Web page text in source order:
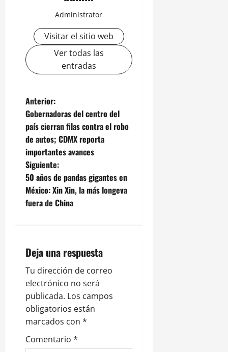
Administrator
Visitar el sitio web
Ver todas las
entradas
N
a
v
e
g
a
i
ó
n
d
e
Anterior:
Gobernadoras del centro del
país cierran filas contra el robo
de autos; CDMX reporta
importantes avances
Siguiente:
50 años de pandas gigantes en
México: Xin Xin, la más longeva
fuera de China
Deja una respuesta
Tu dirección de correo
electrónico no será
publicada. Los campos
obligatorios están
marcados con *
Comentario *